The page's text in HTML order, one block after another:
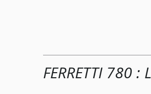
FERRETTI 780